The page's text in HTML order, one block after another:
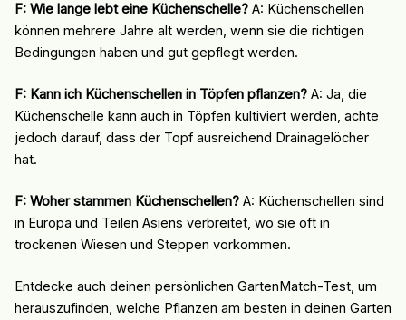
F: Wie lange lebt eine Küchenschelle?A: Küchenschellen
können mehrere Jahre alt werden, wenn sie die richtigen
Bedingungen haben und gut gepflegt werden.
F: Kann ich Küchenschellen in Töpfen pflanzen?A: Ja, die
Küchenschelle kann auch in Töpfen kultiviert werden, achte
jedoch darauf, dass der Topf ausreichend Drainagelöcher
hat.
F: Woher stammen Küchenschellen?A: Küchenschellen sind
in Europa und Teilen Asiens verbreitet, wo sie oft in
trockenen Wiesen und Steppen vorkommen.
Entdecke auch deinen persönlichen GartenMatch-Test, um
herauszufinden, welche Pflanzen am besten in deinen Garten